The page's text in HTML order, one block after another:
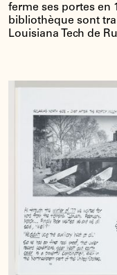
ferme ses portes en
bibliothèque sont
Louisiana Tech de